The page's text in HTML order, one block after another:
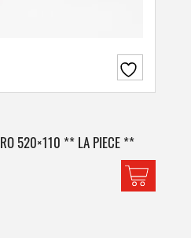
520×110 ** LA PIECE **